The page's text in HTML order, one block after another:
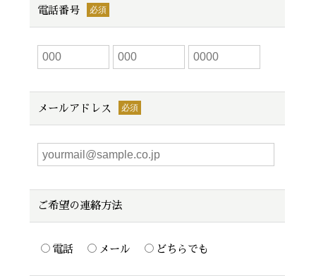
電話番号
メールアドレス
ご希望の連絡方法
電話 メール どちらでも